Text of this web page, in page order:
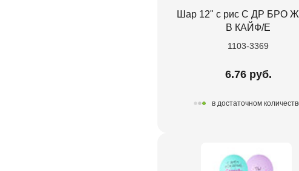
Шар 12" с рис С ДР БРО
В КАЙФ/E
1103-3369
6.76 руб.
в достаточном